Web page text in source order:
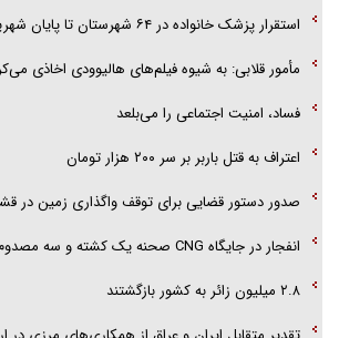
‌استقرار پزشک خانواده در ۶۴ شهرستان تا پایان شهریور
مأمور قلابی: به شیوه فیلم‌های هالیوودی اخاذی
فساد، امنیت اجتماعی را می‌بلعد
‌‌اعتراف به قتل باربر بر سر ۲۰۰ هزار تومان
صدور دستور قضایی برای توقف واگذاری زمین در
انفجار در جایگاه CNG صحنه یک کشته و سه مصدوم برجا گذاشت
۲.۸ میلیون زائر به کشور بازگشتند